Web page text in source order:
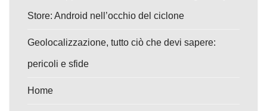
Store: Android nell’occhio del ciclone
Geolocalizzazione, tutto ciò che devi sapere:
pericoli e sfide
Home